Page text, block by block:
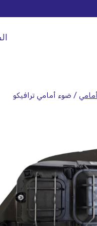
/ ضوء أمامي ترافيكو